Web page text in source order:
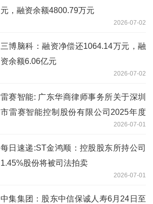
元，融资余额4800.79万元
2026-07-02
三博脑科：融资净偿还1064.14万元，融
资余额6.06亿元
2026-07-02
雷赛智能: 广东华商律师事务所关于深圳
市雷赛智能控制股份有限公司2025年度
向特定对象发行A股股票的补充法律意见
书（一） 即时
2026-07-01
每日速递:ST金鸿顺：控股股东所持公司
1.45%股份将被司法拍卖
2026-07-01
中集集团：股东中信保诚人寿6月24日至